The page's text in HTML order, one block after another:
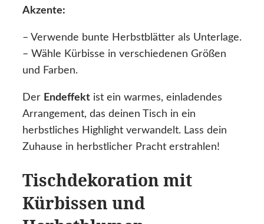
Akzente:
– Verwende bunte Herbstblätter als Unterlage.
– Wähle Kürbisse in verschiedenen Größen
und Farben.
Der Endeffekt ist ein warmes, einladendes
Arrangement, das deinen Tisch in ein
herbstliches Highlight verwandelt. Lass dein
Zuhause in herbstlicher Pracht erstrahlen!
Tischdekoration mit
Kürbissen und